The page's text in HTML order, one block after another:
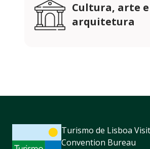
Cultura, arte e
arquitetura
Turismo de Lisboa
Convention Bureau